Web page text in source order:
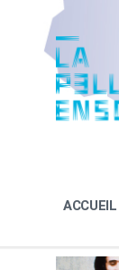
content
navigation
ACCUEIL